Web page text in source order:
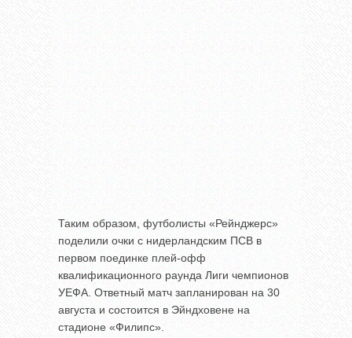
Таким образом, футболисты «Рейнджерс»
поделили очки с нидерландским ПСВ в
первом поединке плей-офф
квалификационного раунда Лиги чемпионов
УЕФА. Ответный матч запланирован на 30
августа и состоится в Эйндховене на
стадионе «Филипс».